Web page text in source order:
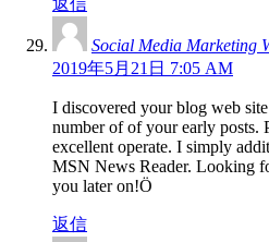
Social Media Marketing
2019年5月21日 7:05 AM
I discovered your blog web
number of of your early posts.
excellent operate. I simply
MSN News Reader. Looking
you later on!Ö
返信